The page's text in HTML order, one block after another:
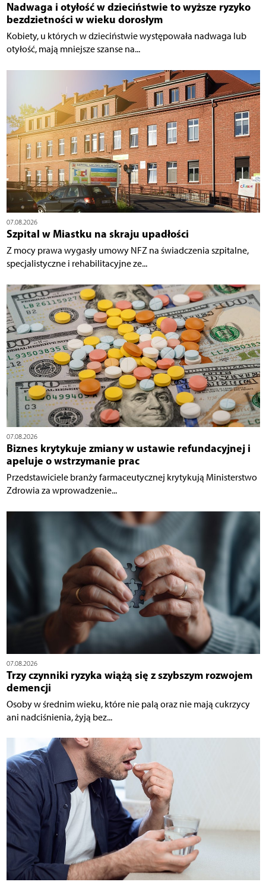
Nadwaga i otyłość w dzieciństwie to wyższe ryzyko
bezdzietności w wieku dorosłym
Kobiety, u których w dzieciństwie występowała nadwaga lub
otyłość, mają mniejsze szanse na...
07.08.2026
Szpital w Miastku na skraju upadłości
Z mocy prawa wygasły umowy NFZ na świadczenia szpitalne,
specjalistyczne i rehabilitacyjne ze...
07.08.2026
Biznes krytykuje zmiany w ustawie refundacyjnej i
apeluje o wstrzymanie prac
Przedstawiciele branży farmaceutycznej krytykują Ministerstwo
Zdrowia za wprowadzenie...
07.08.2026
Trzy czynniki ryzyka wiążą się z szybszym rozwojem
demencji
Osoby w średnim wieku, które nie palą oraz nie mają cukrzycy
ani nadciśnienia, żyją bez...